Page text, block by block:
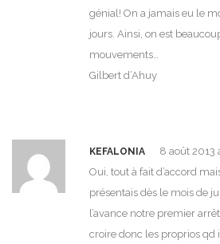
génial! On a jamais eu le
jours. Ainsi, on est
mouvements…
Gilbert d’Ahuy
KEFALONIA
8 août 2013
Oui, tout à fait d’accord
présentais dès le mois de
l’avance notre premier
croire donc les proprios qd